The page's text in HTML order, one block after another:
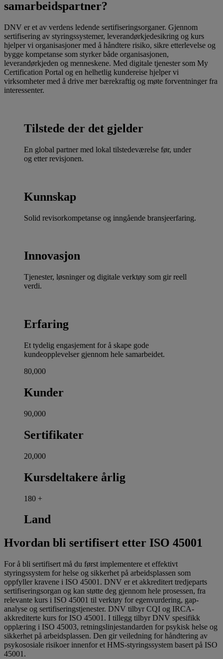
samarbeidspartner?
DNV er et av verdens ledende sertifiseringsorganer. Gjennom
sertifisering av styringssystemer, leverandørkjedesikring og kurs
hjelper vi organisasjoner med å håndtere risiko, sikre etterlevelse og
bygge kompetanse som styrker både organisasjonen,
leverandørkjeden og menneskene. Med digitale tjenester som My
Certification Portal og en helhetlig kundereise hjelper vi
virksomheter med å drive mer bærekraftig og møte forventninger fra
interessenter.
Tilstede der det gjelder
En global partner med lokal tilstedeværelse før, under
og etter revisjonen.
Kunnskap
Solid revisorkompetanse og inngående bransjeerfaring.
Innovasjon
Tjenester, løsninger og digitale verktøy som gir reell
verdi.
Erfaring
Et tydelig engasjement for å skape gode
kundeopplevelser gjennom hele samarbeidet.
80,000
Kunder
90,000
Sertifikater
20,000
Kursdeltakere årlig
180 +
Land
Hvordan bli sertifisert etter ISO 45001
For å bli sertifisert må du først implementere et effektivt
styringssystem for helse og sikkerhet på arbeidsplassen som
oppfyller kravene i ISO 45001. DNV er et akkreditert tredjeparts
sertifiseringsorgan og kan støtte deg gjennom hele prosessen, fra
relevante kurs i ISO 45001 til verktøy for egenvurdering, gap-
analyse og sertifiseringstjenester. DNV tilbyr CQI og IRCA-
akkrediterte kurs for ISO 45001. I tillegg tilbyr DNV spesifikk
opplæring i ISO 45003, retningslinjestandarden for psykisk helse og
sikkerhet på arbeidsplassen. Den gir veiledning for håndtering av
psykososiale risikoer innenfor et HMS-styringssystem basert på ISO
45001.